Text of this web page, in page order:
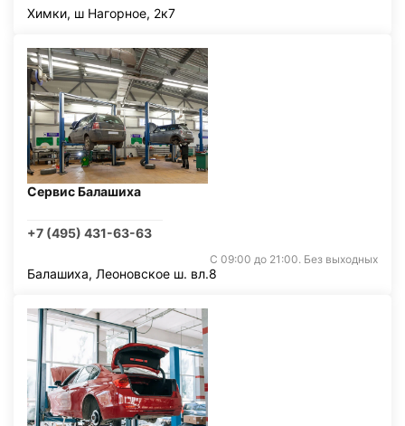
Химки, ш Нагорное, 2к7
Сервис Балашиха
+7 (495) 431-63-63
С 09:00 до 21:00. Без выходных
Балашиха, Леоновское ш. вл.8